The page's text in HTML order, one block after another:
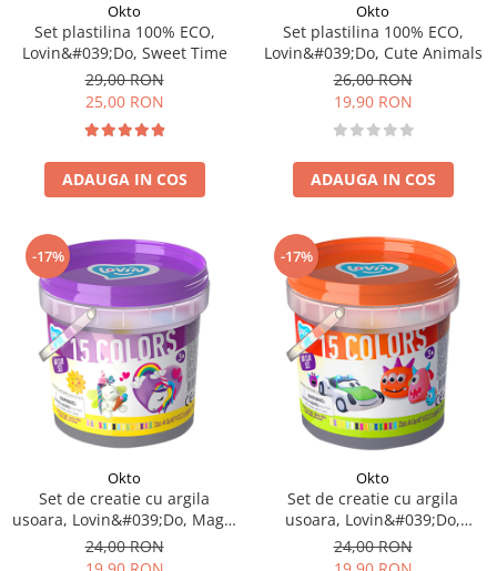
Okto
Set plastilina 100% ECO,
Lovin&#039;Do, Sweet Time
29,00 RON
25,00 RON
ADAUGA IN COS
Okto
Set plastilina 100% ECO,
Lovin&#039;Do, Cute Animals
26,00 RON
19,90 RON
ADAUGA IN COS
-17%
Okto
Set de creatie cu argila
usoara, Lovin&#039;Do, Magic
Creatures
24,00 RON
-17%
Okto
Set de creatie cu argila
usoara, Lovin&#039;Do,
Monsters Company
24,00 RON